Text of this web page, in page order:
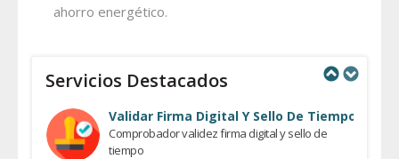
ahorro energético.
Servicios Destacados
Validar Firma Digital Y Sello De Tiempo
Comprobador validez firma digital y sello de
tiempo
Previous